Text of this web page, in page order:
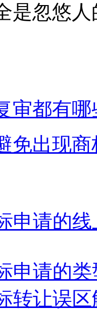
是忽悠
审都有
免出现
申请的
申请的
转让误区